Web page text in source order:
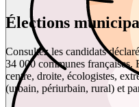
Élections
Consultez les candidats
34 000 communes
centre, droite, écologistes,
(urbain, périurbain, rural) et